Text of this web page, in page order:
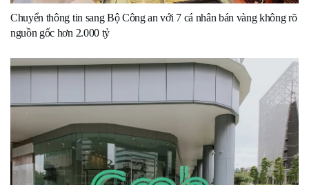
Chuyển thông tin sang Bộ Công an với 7 cá nhân bán vàng không rõ
nguồn gốc hơn 2.000 tỷ